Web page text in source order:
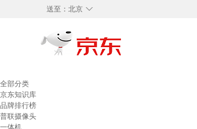
◇
送至： 北京
全部分类
京东知识库
品牌排行榜
普联摄像头
一体机